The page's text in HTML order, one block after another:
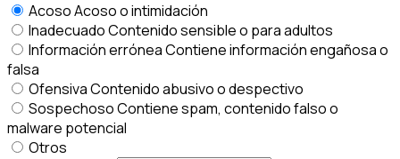
AcosoAcoso o intimidación
InadecuadoContenido sensible o para adultos
Información erróneaContiene información engañosa o
falsa
OfensivaContenido abusivo o despectivo
SospechosoContiene spam, contenido falso o
malware potencial
Otros